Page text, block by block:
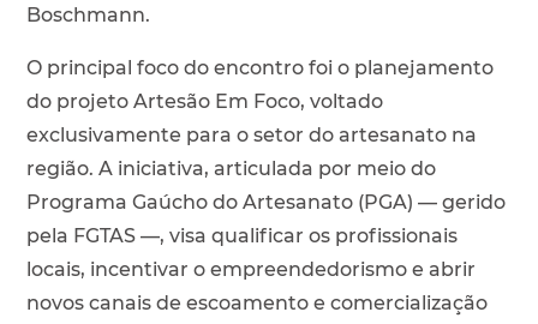
Boschmann.
O principal foco do encontro foi o planejamento
do projeto Artesão Em Foco, voltado
exclusivamente para o setor do artesanato na
região. A iniciativa, articulada por meio do
Programa Gaúcho do Artesanato (PGA) — gerido
pela FGTAS —, visa qualificar os profissionais
locais, incentivar o empreendedorismo e abrir
novos canais de escoamento e comercialização